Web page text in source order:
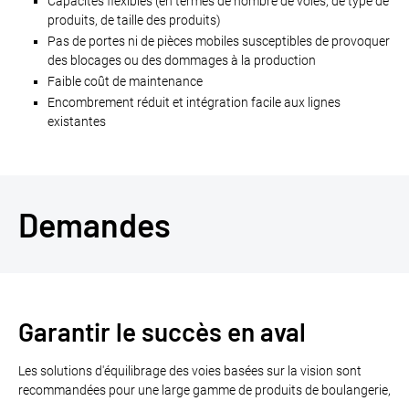
produits, de taille des produits)
Pas de portes ni de pièces mobiles susceptibles de provoquer
des blocages ou des dommages à la production
Faible coût de maintenance
Encombrement réduit et intégration facile aux lignes
existantes
Demandes
Garantir le succès en aval
Les solutions d'équilibrage des voies basées sur la vision sont
recommandées pour une large gamme de produits de boulangerie,